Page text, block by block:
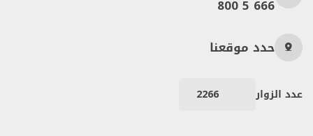
800 5 666
حدد موقعنا
عدد الزوار 2266